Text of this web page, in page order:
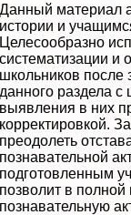
Данный материал
истории и
Целесообразно
систематизации и
школьников после
данного раздела с
выявления в них
корректировкой.
преодолеть
познавательной
подготовленным
позволит в полной
познавательную